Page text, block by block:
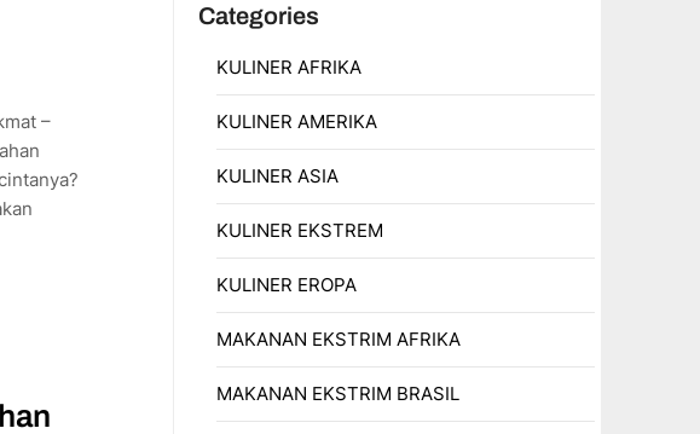
–
Categories
KULINER AFRIKA
KULINER AMERIKA
KULINER ASIA
KULINER EKSTREM
KULINER EROPA
MAKANAN EKSTRIM AFRIKA
MAKANAN EKSTRIM BRASIL